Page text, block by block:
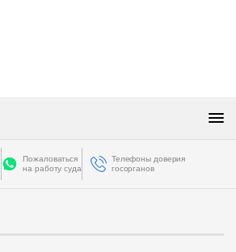
Пожаловаться
на работу суда
Телефоны доверия
госорганов